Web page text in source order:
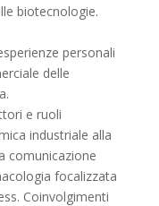
biotecnologie.
personali
delle
e ruoli
industriale alla
comunicazione
focalizzata
Coinvolgimenti